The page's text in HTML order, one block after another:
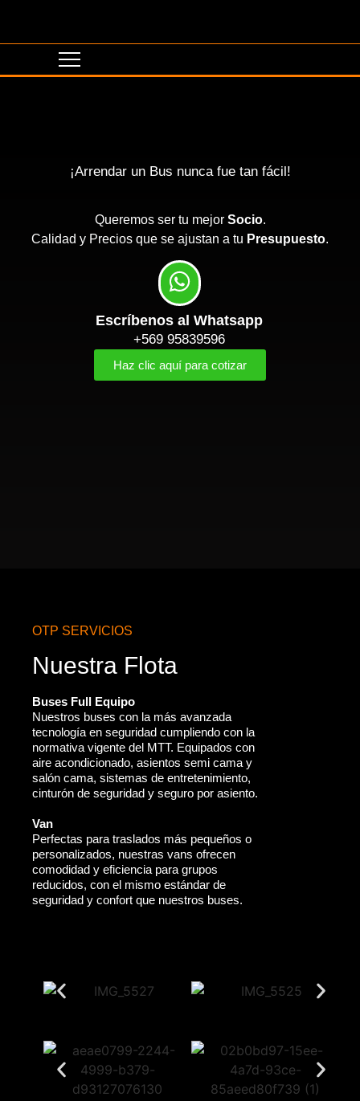
¡Arrendar un Bus nunca fue tan fácil!
Queremos ser tu mejor Socio.
Calidad y Precios que se ajustan a tu Presupuesto.
Escríbenos al Whatsapp
+569 95839596
Haz clic aquí para cotizar
OTP SERVICIOS
Nuestra Flota
Buses Full Equipo
Nuestros buses con la más avanzada
tecnología en seguridad cumpliendo con la
normativa vigente del MTT. Equipados con
aire acondicionado, asientos semi cama y
salón cama, sistemas de entretenimiento,
cinturón de seguridad y seguro por asiento.
Van
Perfectas para traslados más pequeños o
personalizados, nuestras vans ofrecen
comodidad y eficiencia para grupos
reducidos, con el mismo estándar de
seguridad y confort que nuestros buses.